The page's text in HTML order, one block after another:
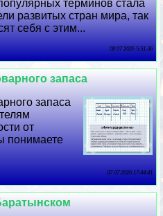
терминов стала
развитых стран мира, так
себя с этим...
08 07 2026 5:51:36
запаса
запаса
от
понимаете
07 07 2026 17:44:41